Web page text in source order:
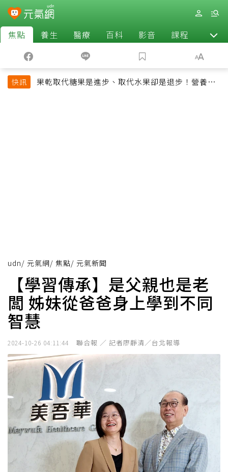
焦點 養生 醫療 百科 影音 課程 退休
快訊
果乾取代糖果是進步、取代水果卻是退步！營養師
udn/ 元氣網/ 焦點/ 元氣新聞
【學習傳承】是父親也是老
闆 姊妹從爸爸身上學到不同
智慧
2024-10-26 04:11:44 聯合報 ／ 記者廖靜清／台北報導